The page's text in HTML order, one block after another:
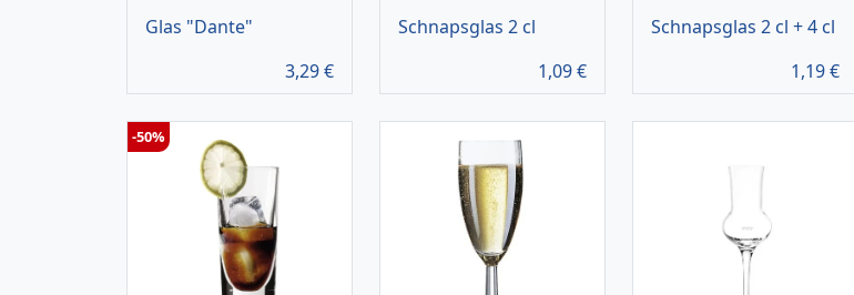
Glas "Dante"
3,29€
Schnapsglas 2 cl
1,09€
Schnapsglas 2 cl + 4 cl
1,19€
-50%